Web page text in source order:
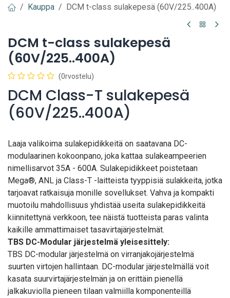
Kauppa DCM t-class sulakepesä (60V/225..400A)
DCM t-class sulakepesä
(60V/225..400A)
(0rvostelu)
DCM Class-T sulakepesä
(60V/225..400A)
Laaja valikoima sulakepidikkeitä on saatavana DC-
modulaarinen kokoonpano, joka kattaa sulakeampeerien
nimellisarvot 35A - 600A. Sulakepidikkeet poistetaan
Mega®, ANL ja Class-T -laitteista tyyppisiä sulakkeita, jotka
tarjoavat ratkaisuja monille sovellukset. Vahva ja kompakti
muotoilu mahdollisuus yhdistää useita sulakepidikkeitä
kiinnitettynä verkkoon, tee näistä tuotteista paras valinta
kaikille ammattimaiset tasavirtajärjestelmät.
TBS DC-Modular järjestelmä yleisesittely:
TBS DC-modular järjestelmä on virranjakojärjestelmä
suurten virtojen hallintaan. DC-modular järjestelmällä voit
kasata suurvirtajärjestelmän ja on erittäin pienellä
jalkakuviolla pieneen tilaan valmiilla komponenteillä